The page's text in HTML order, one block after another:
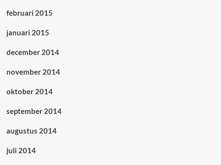
februari 2015
januari 2015
december 2014
november 2014
oktober 2014
september 2014
augustus 2014
juli 2014